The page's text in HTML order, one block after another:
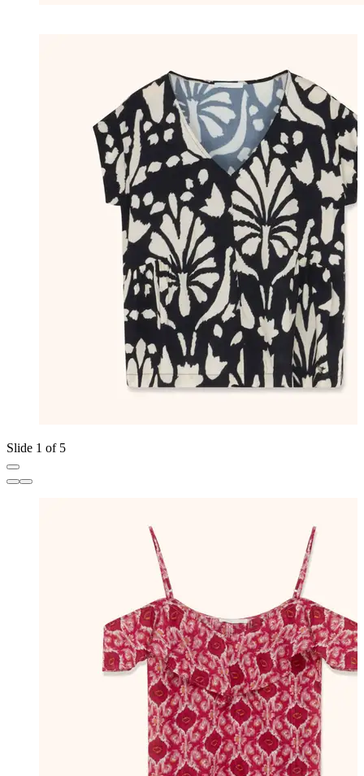
Slide 1 of 5